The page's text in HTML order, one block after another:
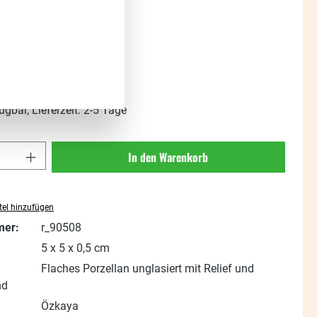
Lieferzeit: 2-5 Tage
Gib den gewünschten Wert ein
In den Warenkorb
hinzufügen
r_90508
5 x 5 x 0,5 cm
Flaches Porzellan unglasiert mit Relief und
Özkaya